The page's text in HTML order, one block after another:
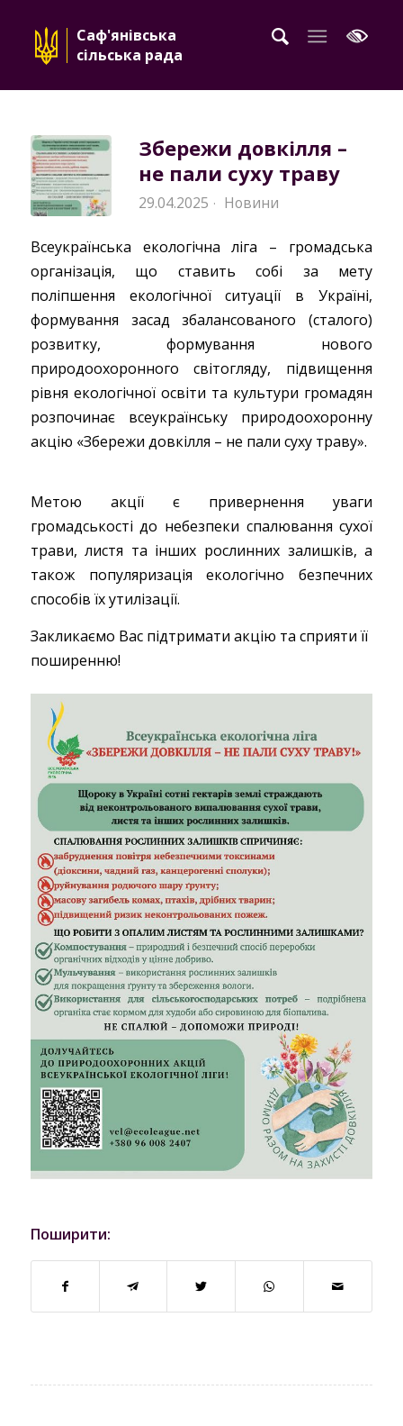
Саф'янівська
сільська рада
Збережи довкілля –
не пали суху траву
29.04.2025 · Новини
Всеукраїнська екологічна ліга – громадська
організація, що ставить собі за мету
поліпшення екологічної ситуації в Україні,
формування засад збалансованого (сталого)
розвитку, формування нового
природоохоронного світогляду, підвищення
рівня екологічної освіти та культури громадян
розпочинає всеукраїнську природоохоронну
акцію «Збережи довкілля – не пали суху траву».
Метою акції є привернення уваги
громадськості до небезпеки спалювання сухої
трави, листя та інших рослинних залишків, а
також популяризація екологічно безпечних
способів їх утилізації.
Закликаємо Вас підтримати акцію та сприяти її
поширенню!
Поширити: